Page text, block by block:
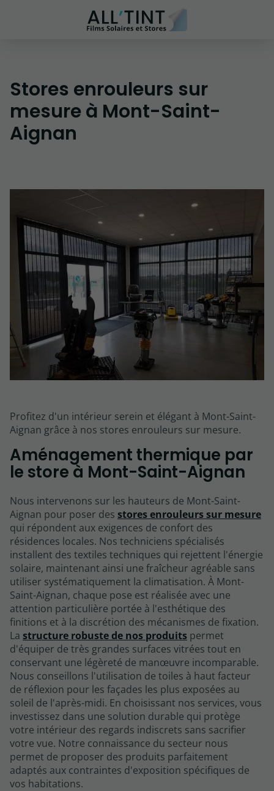
Stores enrouleurs sur
mesure à Mont-Saint-
Aignan
Profitez d'un intérieur serein et élégant à Mont-Saint-
Aignan grâce à nos stores enrouleurs sur mesure.
Aménagement thermique par
le store à Mont-Saint-Aignan
Nous intervenons sur les hauteurs de Mont-Saint-
Aignan pour poser des stores enrouleurs sur mesure
qui répondent aux exigences de confort des
résidences locales. Nos techniciens spécialisés
installent des textiles techniques qui rejettent l'énergie
solaire, maintenant ainsi une fraîcheur agréable sans
utiliser systématiquement la climatisation. À Mont-
Saint-Aignan, chaque pose est réalisée avec une
attention particulière portée à l'esthétique des
finitions et à la discrétion des mécanismes de fixation.
La structure robuste de nos produits permet
d'équiper de très grandes surfaces vitrées tout en
conservant une légèreté de manœuvre incomparable.
Nous conseillons l'utilisation de toiles à haut facteur
de réflexion pour les façades les plus exposées au
soleil de l'après-midi. En choisissant nos services, vous
investissez dans une solution durable qui protège
votre intérieur des regards indiscrets sans sacrifier
votre vue. Notre connaissance du secteur nous
permet de proposer des produits parfaitement
adaptés aux contraintes d'exposition spécifiques de
vos habitations.